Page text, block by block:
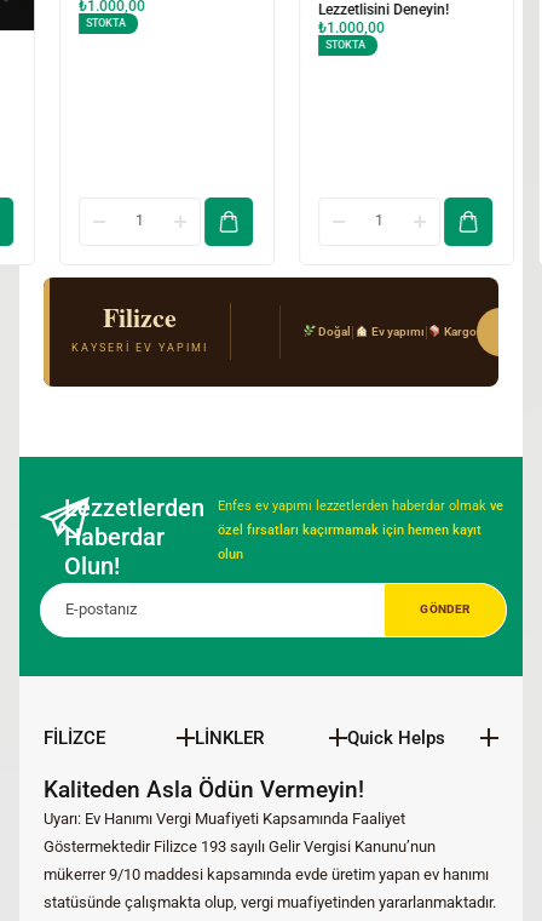
Lezzetlisini Deneyin!
1.000,00
Buluşması
1.000,00
STOKTA
Filizce
KAYSERI EV YAPIMI
El Açması Mantı & Ev Yemekleri
Gerçek Kayseri tarifi · Kimyasal katkı yok ·
Doğal | Ev yapımı| Kargo
Lezzetlerden
Haberdar
Olun!
Enfes ev yapımı lezzetlerden haberdar olmak ve
özel fırsatları kaçırmamak için hemen kayıt
olun
FİLİZCE LİNKLER Quick Helps
Kaliteden Asla Ödün Vermeyin!
Uyarı: Ev Hanımı Vergi Muafiyeti Kapsamında Faaliyet
Göstermektedir Filizce 193 sayılı Gelir Vergisi Kanunu’nun
mükerrer 9/10 maddesi kapsamında evde üretim yapan ev hanımı
statüsünde çalışmakta olup, vergi muafiyetinden yararlanmaktadır.